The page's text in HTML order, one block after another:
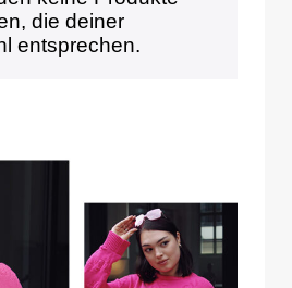
die deiner
entsprechen.